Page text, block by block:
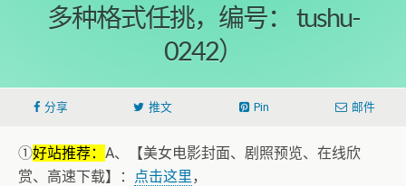
多种格式任挑，编号： tushu-
0242）
分享 推文 Pin 邮件
①好站推荐： A、【美女电影封面、剧照预览、在线欣
赏、高速下载】：
点击这里，